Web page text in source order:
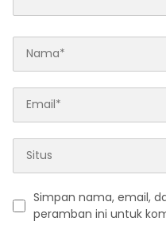
Simpan nama, email,
peramban ini untuk